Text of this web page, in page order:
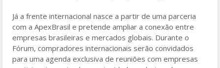
Já a frente internacional nasce a partir de uma parceria
com a ApexBrasil e pretende ampliar a conexão entre
empresas brasileiras e mercados globais. Durante o
Fórum, compradores internacionais serão convidados
para uma agenda exclusiva de reuniões com empresas